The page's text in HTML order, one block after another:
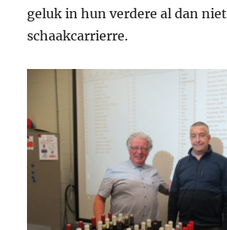
geluk in hun verdere al dan niet
schaakcarrierre.